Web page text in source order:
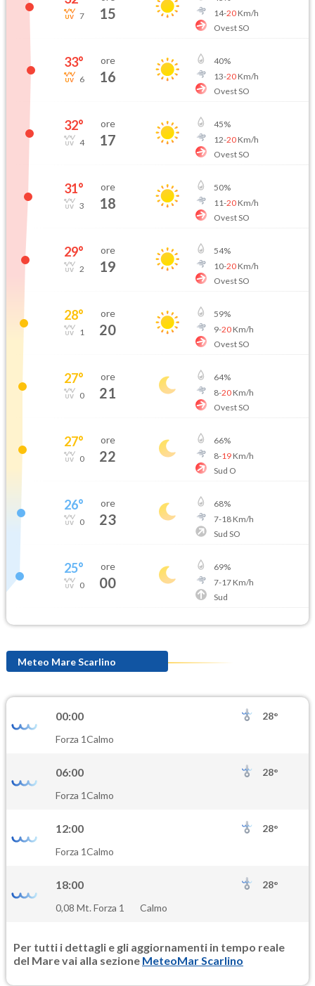
7 15
14-20Km/h
Ovest SO
33°
6
ore
16
40%
13-20Km/h
Ovest SO
32°
4
ore
17
45%
12-20Km/h
Ovest SO
31°
3
ore
18
50%
11-20Km/h
Ovest SO
29°
2
ore
19
54%
10-20Km/h
Ovest SO
28°
1
ore
20
59%
9-20Km/h
Ovest SO
27°
0
ore
21
64%
8-20Km/h
Ovest SO
27°
0
ore
22
66%
8-19Km/h
Sud O
26°
0
ore
23
68%
7-18Km/h
Sud SO
25°
0
ore
00
69%
7-17Km/h
Sud
Meteo Mare Scarlino
00:00
28°
Forza 1Calmo
06:00
28°
Forza 1Calmo
12:00
28°
Forza 1Calmo
18:00
28°
0,08 Mt. Forza 1
Calmo
Per tutti i dettagli e gli aggiornamenti in tempo reale
del Mare vai alla sezione MeteoMar Scarlino